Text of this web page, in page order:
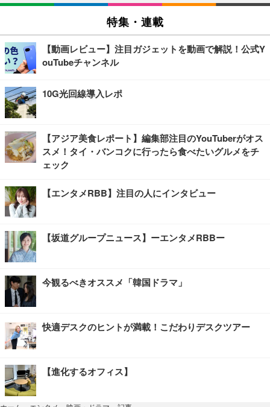
特集・連載
【動画レビュー】注目ガジェットを動画で解説！公式Y
ouTubeチャンネル
10G光回線導入レポ
【アジア美食レポート】編集部注目のYouTuberがオス
スメ！タイ・バンコクに行ったら食べたいグルメをチ
ェック
【エンタメRBB】注目の人にインタビュー
【坂道グループニュース】ーエンタメRBBー
今観るべきオススメ「韓国ドラマ」
快適デスクのヒントが満載！こだわりデスクツアー
【進化するオフィス】